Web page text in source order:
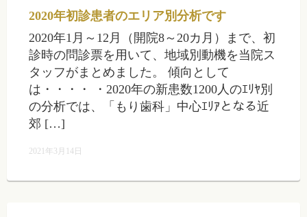
2020年初診患者のエリア別分析です
2020年1月～12月（開院8～20カ月）まで、初
診時の問診票を用いて、地域別動機を当院ス
タッフがまとめました。 傾向として
は・・・・ ・2020年の新患数1200人のｴﾘﾔ別
の分析では、「もり歯科」中心ｴﾘｱとなる近
郊 […]
2021年3月14日